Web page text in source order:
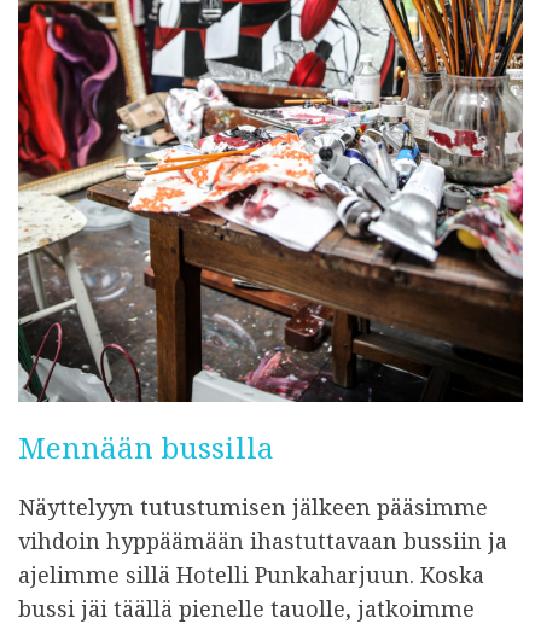
Mennään bussilla
Näyttelyyn tutustumisen jälkeen pääsimme
vihdoin hyppäämään ihastuttavaan bussiin ja
ajelimme sillä Hotelli Punkaharjuun. Koska
bussi jäi täällä pienelle tauolle, jatkoimme